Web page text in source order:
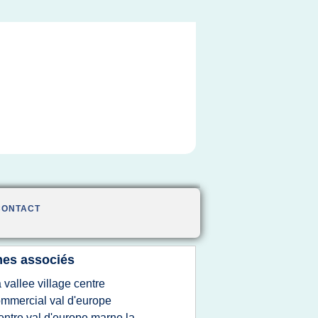
associés
vallee village centre
val d'europe